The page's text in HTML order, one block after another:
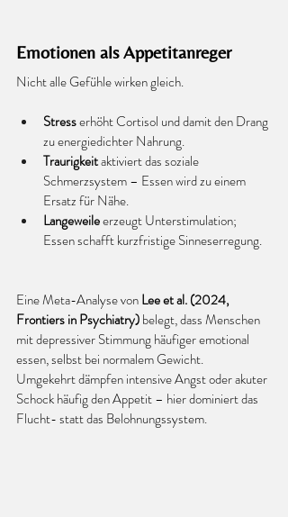
Emotionen als Appetitanreger
Nicht alle Gefühle wirken gleich.
Stress erhöht Cortisol und damit den Drang
zu energiedichter Nahrung.
Traurigkeit aktiviert das soziale
Schmerzsystem – Essen wird zu einem
Ersatz für Nähe.
Langeweile erzeugt Unterstimulation;
Essen schafft kurzfristige Sinneserregung.
Eine Meta-Analyse von Lee et al. (2024,
Frontiers in Psychiatry) belegt, dass Menschen
mit depressiver Stimmung häufiger emotional
essen, selbst bei normalem Gewicht.
Umgekehrt dämpfen intensive Angst oder akuter
Schock häufig den Appetit – hier dominiert das
Flucht- statt das Belohnungssystem.